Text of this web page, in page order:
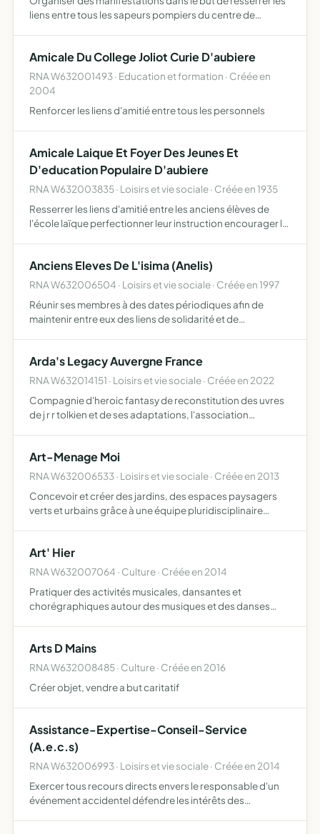
liens entre tous les sapeurs pompiers du centre de
Amicale Du College Joliot Curie D'aubiere
RNA W632001493 · Education et formation · Créée en
2004
Renforcer les liens d'amitié entre tous les personnels
Amicale Laique Et Foyer Des Jeunes Et
D'education Populaire D'aubiere
RNA W632003835 · Loisirs et vie sociale · Créée en 1935
Resserrer les liens d'amitié entre les anciens élèves de
l'école laïque perfectionner leur instruction encourager la
Anciens Eleves De L'isima (Anelis)
RNA W632006504 · Loisirs et vie sociale · Créée en 1997
Réunir ses membres à des dates périodiques afin de
maintenir entre eux des liens de solidarité et de
réciproques en facil…
Arda's Legacy Auvergne France
RNA W632014151 · Loisirs et vie sociale · Créée en 2022
Compagnie d'heroic fantasy de reconstitution des uvres
de j r r tolkien et de ses adaptations, l'association
r…
Art-Menage Moi
RNA W632006533 · Loisirs et vie sociale · Créée en 2013
Concevoir et créer des jardins, des espaces paysagers
verts et urbains grâce à une équipe pluridisciplinaire
incarn…
Art' Hier
RNA W632007064 · Culture · Créée en 2014
Pratiquer des activités musicales, dansantes et
chorégraphiques autour des musiques et des danses
Arts D Mains
RNA W632008485 · Culture · Créée en 2016
Créer objet, vendre a but caritatif
Assistance-Expertise-Conseil-Service
(A.e.c.s)
RNA W632006993 · Loisirs et vie sociale · Créée en 2014
Exercer tous recours directs envers le responsable d'un
événement accidentel défendre les intérêts des